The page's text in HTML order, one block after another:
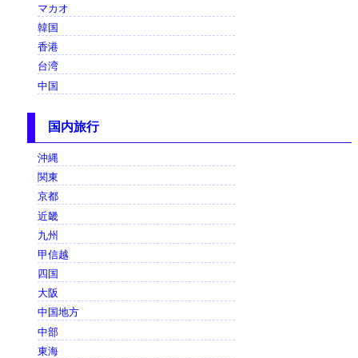
マカオ
韓国
香港
台湾
中国
国内旅行
沖縄
関東
京都
近畿
九州
甲信越
四国
大阪
中国地方
中部
東海